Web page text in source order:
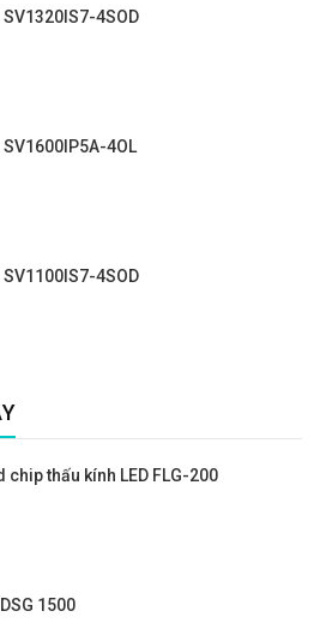
SV1320IS7-4SOD
SV1600IP5A-4OL
SV1100IS7-4SOD
chip thấu kính LED FLG-200
1500